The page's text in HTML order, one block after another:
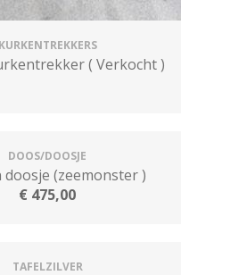
KURKENTREKKERS
( Verkocht )
DOOS/DOOSJE
doosje (zeemonster )
€ 475,00
TAFELZILVER